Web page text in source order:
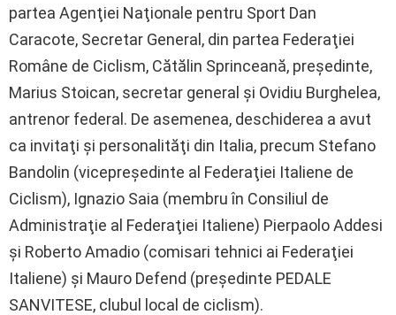
partea Agenţiei Naţionale pentru Sport Dan
Caracote, Secretar General, din partea Federaţiei
Române de Ciclism, Cătălin Sprinceană, preşedinte,
Marius Stoican, secretar general şi Ovidiu Burghelea,
antrenor federal. De asemenea, deschiderea a avut
ca invitaţi şi personalităţi din Italia, precum Stefano
Bandolin (vicepreşedinte al Federaţiei Italiene de
Ciclism), Ignazio Saia (membru în Consiliul de
Administraţie al Federaţiei Italiene) Pierpaolo Addesi
şi Roberto Amadio (comisari tehnici ai Federaţiei
Italiene) şi Mauro Defend (preşedinte PEDALE
SANVITESE, clubul local de ciclism).